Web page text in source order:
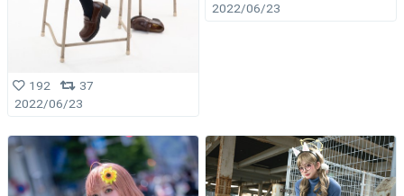
192
37
2022/06/23
2022/06/23